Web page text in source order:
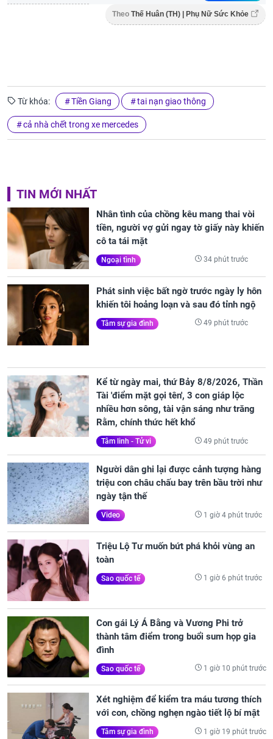
Theo Thế Huân (TH) | Phụ Nữ Sức Khỏe
Từ khóa: Tiền Giang tai nạn giao thông
cả nhà chết trong xe mercedes
TIN MỚI NHẤT
Nhân tình của chồng kêu mang thai vòi
tiền, người vợ gửi ngay tờ giấy này khiến
cô ta tái mặt
Ngoại tình 34 phút trước
Phát sinh việc bất ngờ trước ngày ly hôn
khiến tôi hoảng loạn và sau đó tỉnh ngộ
Tâm sự gia đình 49 phút trước
Kể từ ngày mai, thứ Bảy 8/8/2026, Thần
Tài 'điểm mặt gọi tên', 3 con giáp lộc
nhiều hơn sông, tài vận sáng như trăng
Rằm, chính thức hết khổ
Tâm linh - Tử vi 49 phút trước
Người dân ghi lại được cảnh tượng hàng
triệu con châu chấu bay trên bầu trời như
ngày tận thế
Video 1 giờ 4 phút trước
Triệu Lộ Tư muốn bứt phá khỏi vùng an
toàn
Sao quốc tế 1 giờ 6 phút trước
Con gái Lý Á Bằng và Vương Phi trở
thành tâm điểm trong buổi sum họp gia
đình
Sao quốc tế 1 giờ 10 phút trước
Xét nghiệm để kiểm tra máu tương thích
với con, chồng nghẹn ngào tiết lộ bí mật
Tâm sự gia đình 1 giờ 19 phút trước